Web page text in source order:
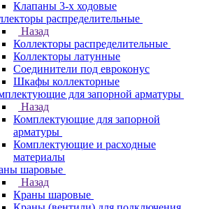
Клапаны 3-х ходовые
распределительные
Назад
Коллекторы распределительные
Коллекторы латунные
Соединители под евроконус
Шкафы коллекторные
для запорной арматуры
Назад
Комплектующие для запорной
арматуры
Комплектующие и расходные
материалы
шаровые
Назад
Краны шаровые